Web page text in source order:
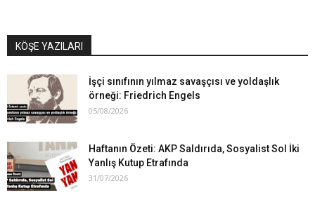
KÖŞE YAZILARI
İşçi sınıfının yılmaz savaşçısı ve yoldaşlık
örneği: Friedrich Engels
05/08/2026
Haftanın Özeti: AKP Saldırıda, Sosyalist Sol İki
Yanlış Kutup Etrafında
31/07/2026